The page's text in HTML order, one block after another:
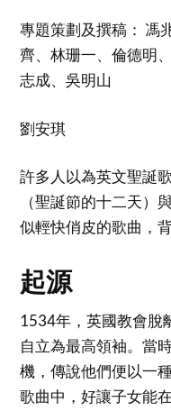
專題策劃及撰稿： 馮
齊、林珊一、倫德明
志成、吳明山
劉安琪
許多人以為英文聖誕
（聖誕節的十二天）
似輕快俏皮的歌曲，
起源
1534年，英國教會脫
自立為最高領袖。當
機，傳說他們便以一
歌曲中，好讓子女能